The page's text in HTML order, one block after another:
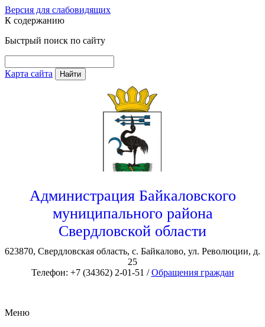
Версия для слабовидящих
К содержанию
Быстрый поиск по сайту
Карта сайта Найти
Администрация Байкаловского
муниципального района
Свердловской области
623870, Свердловская область, с. Байкалово, ул. Революции, д.
25
Телефон: +7 (34362) 2-01-51 /Обращения граждан
Меню